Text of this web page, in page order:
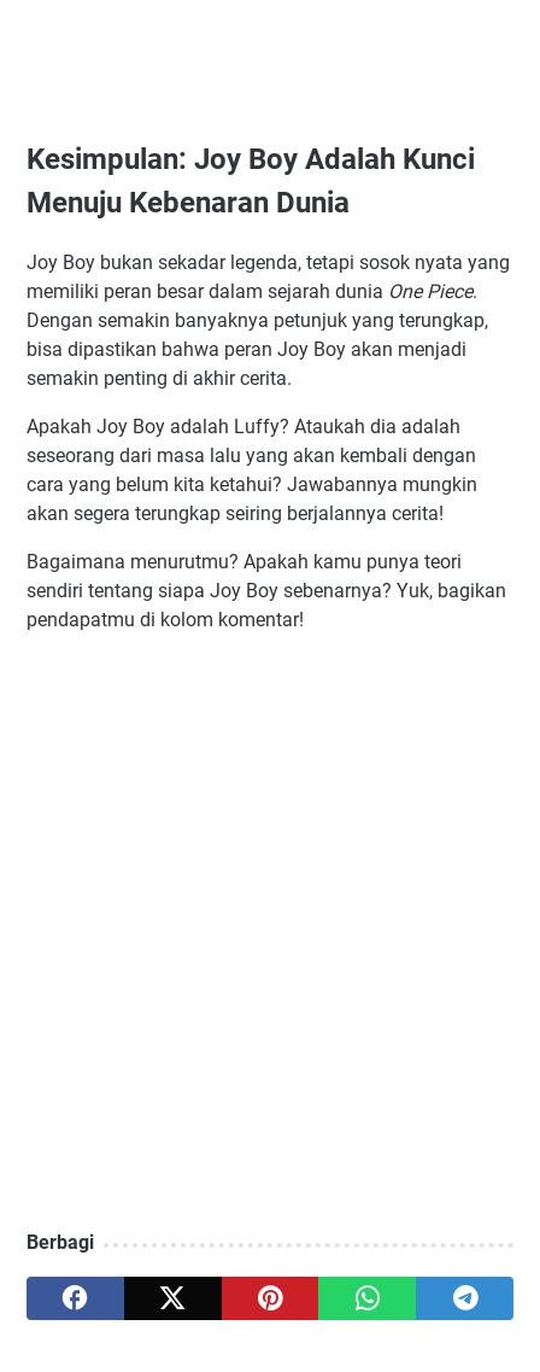
Kesimpulan: Joy Boy Adalah Kunci
Menuju Kebenaran Dunia
Joy Boy bukan sekadar legenda, tetapi sosok nyata yang
memiliki peran besar dalam sejarah dunia One Piece.
Dengan semakin banyaknya petunjuk yang terungkap,
bisa dipastikan bahwa peran Joy Boy akan menjadi
semakin penting di akhir cerita.
Apakah Joy Boy adalah Luffy? Ataukah dia adalah
seseorang dari masa lalu yang akan kembali dengan
cara yang belum kita ketahui? Jawabannya mungkin
akan segera terungkap seiring berjalannya cerita!
Bagaimana menurutmu? Apakah kamu punya teori
sendiri tentang siapa Joy Boy sebenarnya? Yuk, bagikan
pendapatmu di kolom komentar!
Berbagi